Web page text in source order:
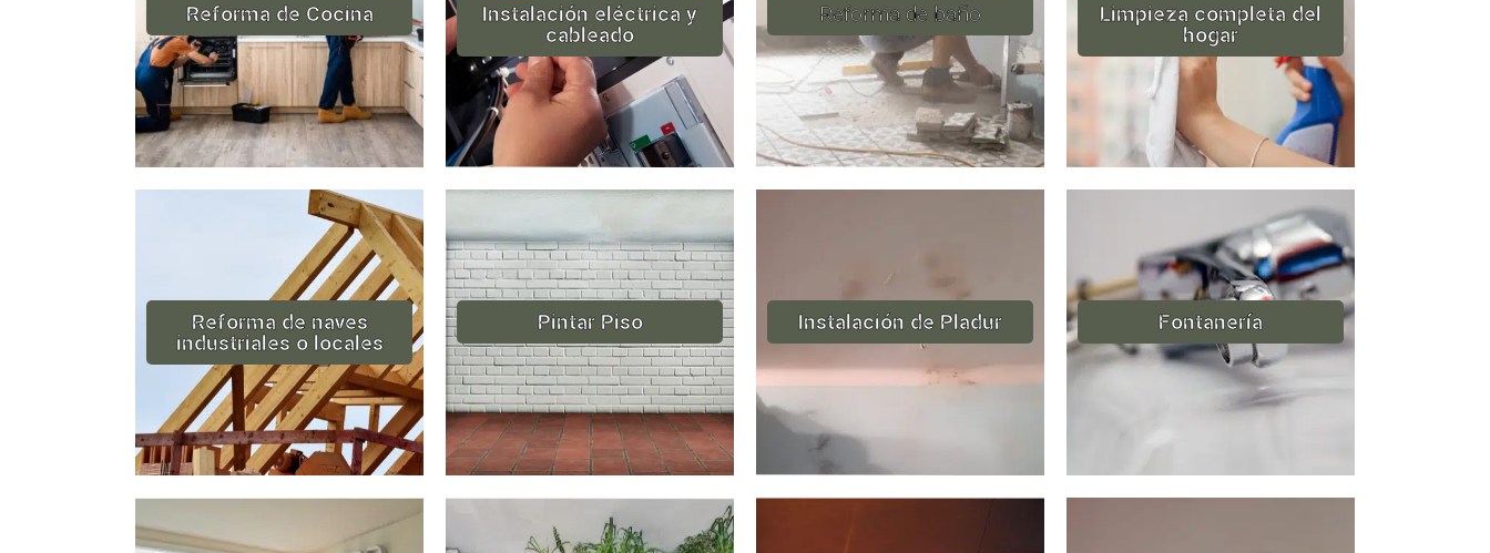
Reforma de Cocina
Instalación eléctrica y
cableado
Reforma de baño
Limpieza completa del
hogar
Reforma de naves
industriales o locales
Pintar Piso Instalación de Pladur Fontanería